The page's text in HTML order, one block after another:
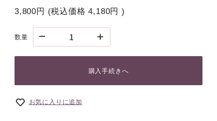
3,800円 (税込価格4,180円 )
数量
購入手続きへ
お気に入りに追加